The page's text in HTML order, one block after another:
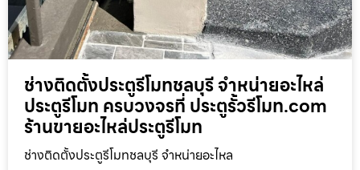
ช่างติดตั้งประตูรีโมทชลบุรี จำหน่ายอะไหล่
ประตูรีโมท ครบวงจรที่ ประตูรั้วรีโมท.com
ร้านขายอะไหล่ประตูรีโมท
ช่างติดตั้งประตูรีโมทชลบุรี จำหน่ายอะไหล